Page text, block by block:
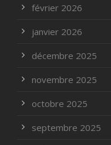
février 2026
janvier 2026
décembre 2025
novembre 2025
octobre 2025
septembre 2025